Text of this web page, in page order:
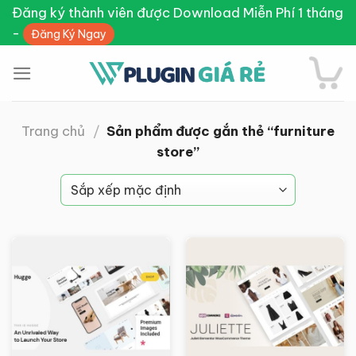
Skip
content
Đăng ký thành viên được Download Miễn Phí 1 tháng
-
Đăng Ký Ngay
Trang chủ / Sản phẩm được gắn thẻ “furniture
store”